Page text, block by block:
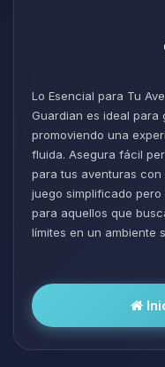
Lo Esencial para Tu
Guardian es ideal para
promoviendo una
fluida. Asegura fácil
para tus aventuras con
juego simplificado
para aquellos que
límites en un ambiente